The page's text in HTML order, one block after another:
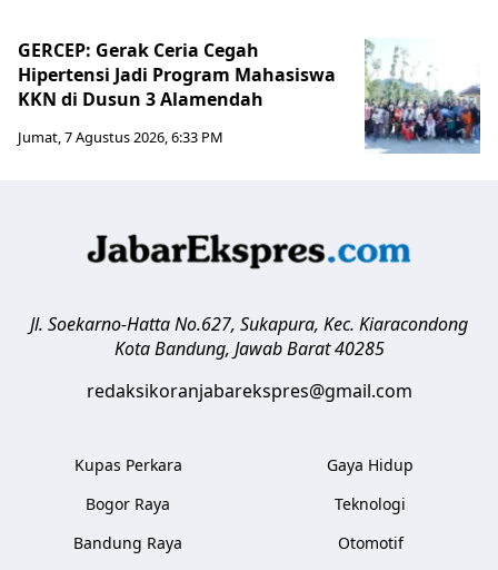
GERCEP: Gerak Ceria Cegah
Hipertensi Jadi Program Mahasiswa
KKN di Dusun 3 Alamendah
Jumat, 7 Agustus 2026, 6:33 PM
Jl. Soekarno-Hatta No.627, Sukapura, Kec. Kiaracondong
Kota Bandung, Jawab Barat 40285
redaksikoranjabarekspres@gmail.com
Kupas Perkara
Bogor Raya
Bandung Raya
Gaya Hidup
Teknologi
Otomotif